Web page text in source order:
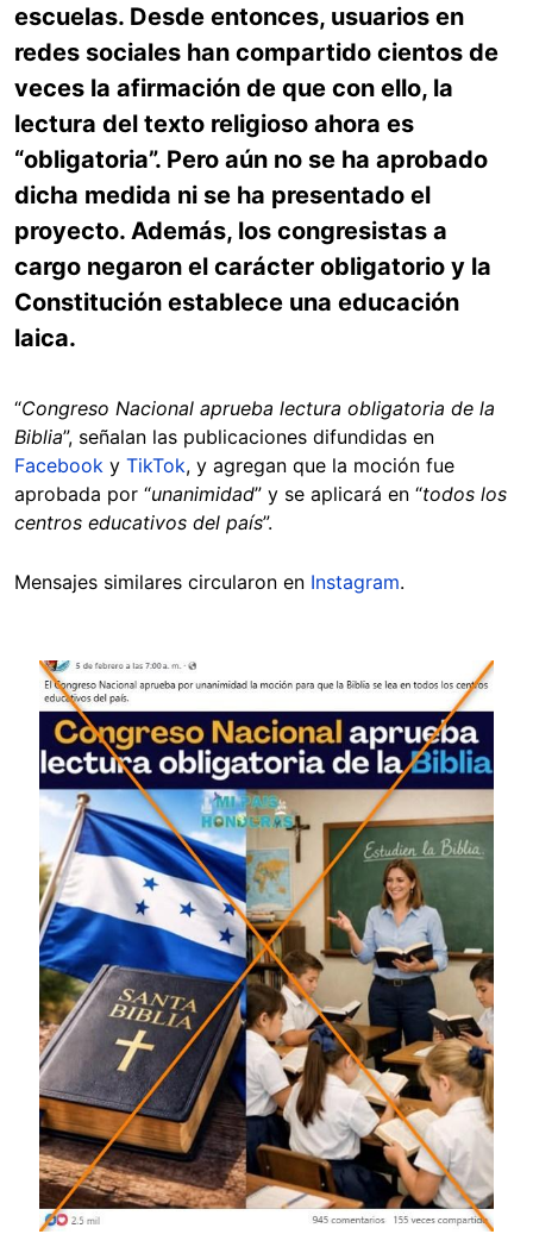
escuelas. Desde entonces, usuarios en
redes sociales han compartido cientos de
veces la afirmación de que con ello, la
lectura del texto religioso ahora es
“obligatoria”. Pero aún no se ha aprobado
dicha medida ni se ha presentado el
proyecto. Además, los congresistas a
cargo negaron el carácter obligatorio y la
Constitución establece una educación
laica.
“Congreso Nacional aprueba lectura obligatoria de la
Biblia”, señalan las publicaciones difundidas en
Facebook y TikTok, y agregan que la moción fue
aprobada por “unanimidad” y se aplicará en “todos los
centros educativos del país”.
Mensajes similares circularon en Instagram.
Image